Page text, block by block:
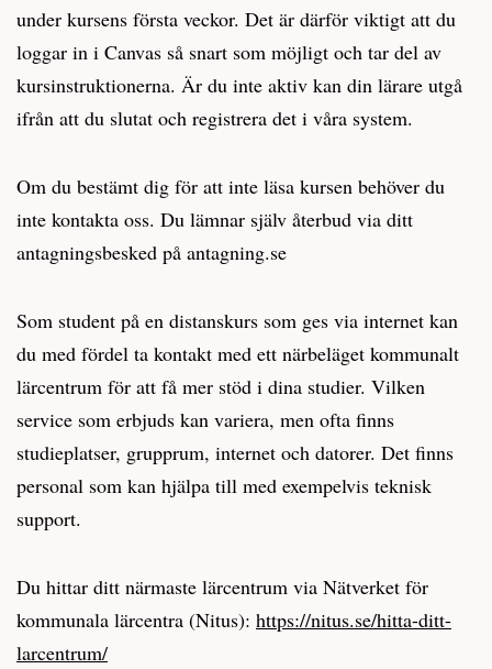
under kursens första veckor. Det är därför viktigt att du
loggar in i Canvas så snart som möjligt och tar del av
kursinstruktionerna. Är du inte aktiv kan din lärare utgå
ifrån att du slutat och registrera det i våra system.
Om du bestämt dig för att inte läsa kursen behöver du
inte kontakta oss. Du lämnar själv återbud via ditt
antagningsbesked på antagning.se
Som student på en distanskurs som ges via internet kan
du med fördel ta kontakt med ett närbeläget kommunalt
lärcentrum för att få mer stöd i dina studier. Vilken
service som erbjuds kan variera, men ofta finns
studieplatser, grupprum, internet och datorer. Det finns
personal som kan hjälpa till med exempelvis teknisk
support.
Du hittar ditt närmaste lärcentrum via Nätverket för
kommunala lärcentra (Nitus): https://nitus.se/hitta-ditt-
larcentrum/